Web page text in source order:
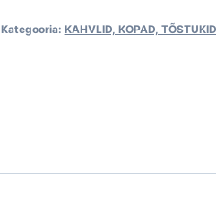
kinnitusega
Kategooria: KAHVLID, KOPAD, TÕSTUKID